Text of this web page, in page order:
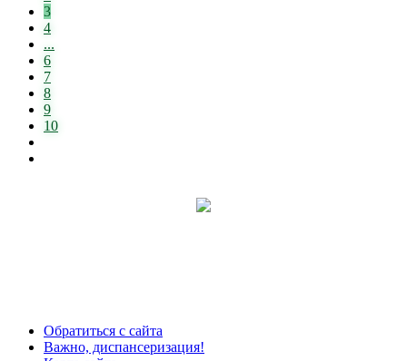
3
4
...
6
7
8
9
10
Обратиться с сайта
Важно, диспансеризация!